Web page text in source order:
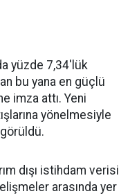
yüzde 7,34'lük
bu yana en güçlü
imza attı. Yeni
yönelmesiyle
dışı istihdam verisi
arasında yer